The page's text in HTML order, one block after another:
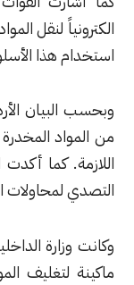
لنقل المواد
هذا الأسلوب يعكس
الأردني، فقد
المخدرة وتحويلها
كما أكدت القوات
التهريب
الداخلية
المواد